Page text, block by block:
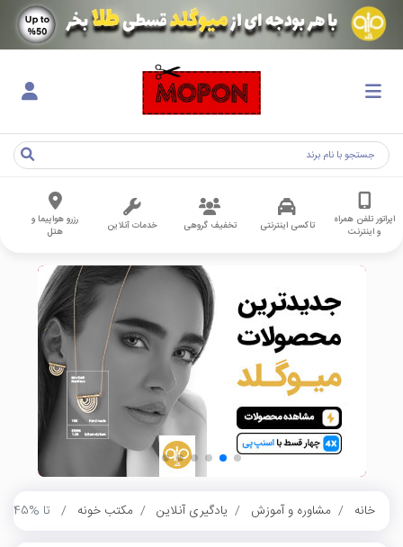
اپراتور تلفن همراه
و اینترنت
تاکسی اینترنتی تخفیف گروهی خدمات آنلاین
رزرو هواپیما و
هتل
خانه مشاوره و آموزش یادگیری آنلاین مکتب خونه تا %45 کد تخفیف مکتب خونه